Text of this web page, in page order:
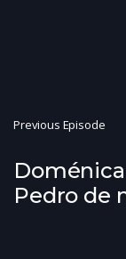
Previous Episode
Pedro de